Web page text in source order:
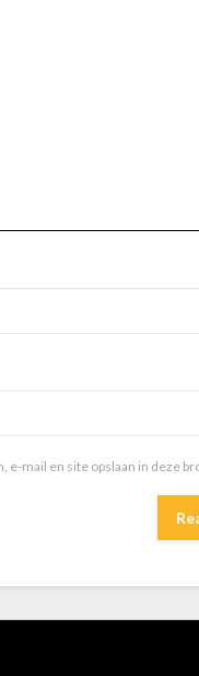
e-mail en site opslaan in deze